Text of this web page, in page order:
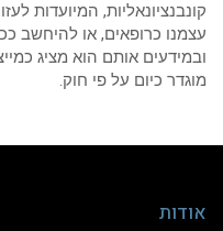
קונבנציונאליות, המיועדות
עצמנו כרופאים, או להיחשב
ובמידעים אותם הוא מציג
מוגדר כיום על פי חוק.
אודות